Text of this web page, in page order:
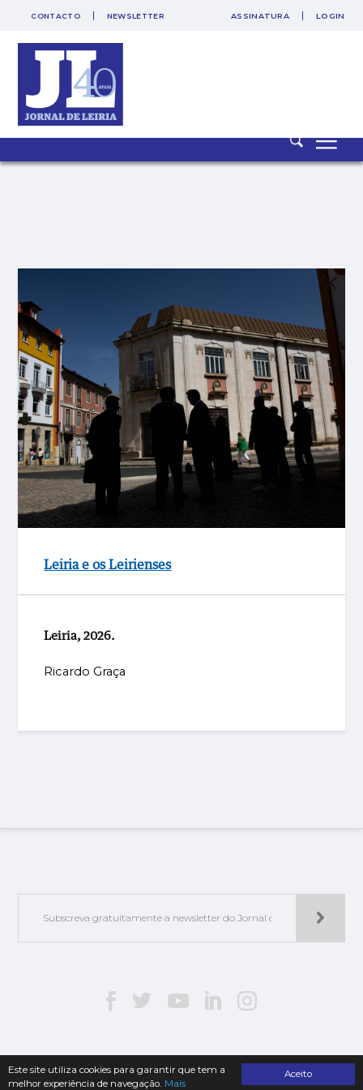
Aceito
Este site utiliza cookies para garantir que tem a
melhor experiência de navegação. Mais
CONTACTO NEWSLETTER ASSINATURA LOGIN
Leiria e os Leirienses
Leiria, 2026.
Ricardo Graça